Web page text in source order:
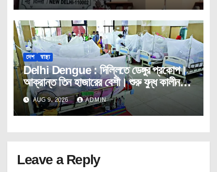
দেশ স্বাস্থ্য
Delhi Dengue : দিল্লিতে ডেঙ্গুর প্রকোপ।
আক্রান্ত তিন হাজারের বেশী। শুরু যুদ্ধ কালীন
তৎপরতা।
AUG 9, 2026 ADMIN
Leave a Reply